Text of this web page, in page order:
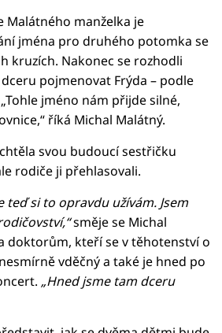
Malátného manželka je
jména pro druhého potomka se
kruzích. Nakonec se rozhodli
pojmenovat Frýda – podle
jméno nám přijde silné,
říká Michal Malátný.
svou budoucí sestřičku
rodiče ji přehlasovali.
teď si to opravdu užívám. Jsem
směje se Michal
doktorům, kteří se v těhotenství o
vděčný a také je hned po
„Hned jsme tam dceru